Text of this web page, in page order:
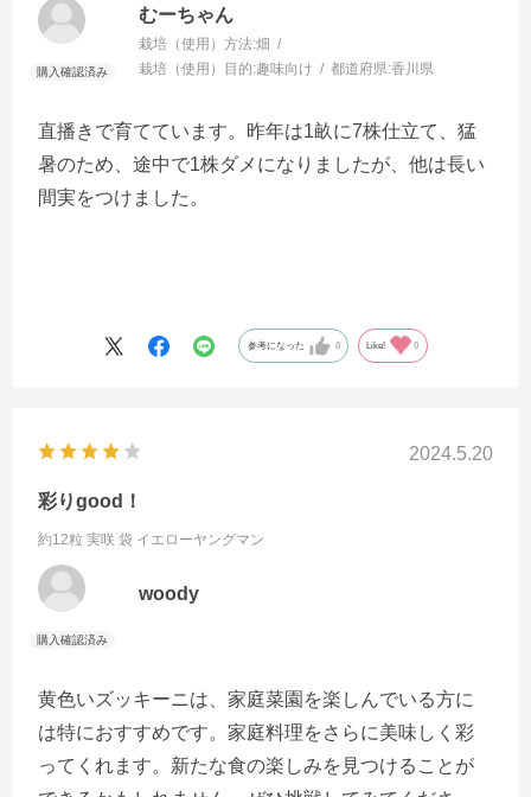
むーちゃん
栽培（使用）方法:畑
栽培（使用）目的:趣味向け 都道府県:香川県
直播きで育てています。昨年は1畝に7株仕立て、猛
暑のため、途中で1株ダメになりましたが、他は長い
間実をつけました。
参考になった 0 Like! 0
2024.5.20
彩りgood！
約12粒 実咲 袋 イエローヤングマン
woody
黄色いズッキーニは、家庭菜園を楽しんでいる方に
は特におすすめです。家庭料理をさらに美味しく彩
ってくれます。新たな食の楽しみを見つけることが